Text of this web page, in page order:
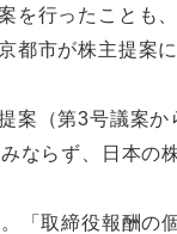
を行ったことも
都市が株主提案
案（第3号議案か
ならず、日本の
「取締役報酬の